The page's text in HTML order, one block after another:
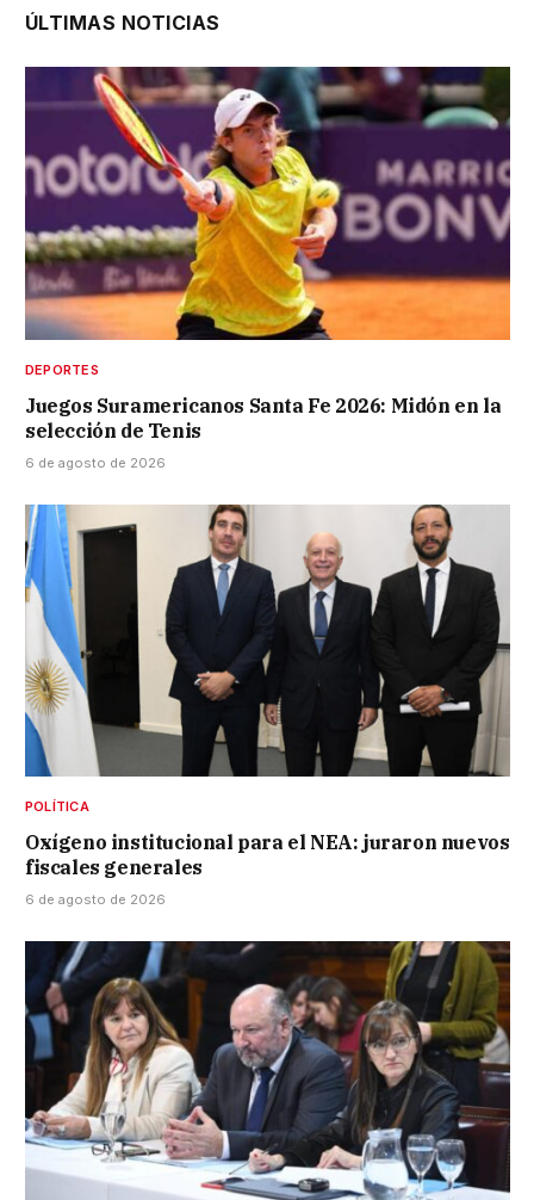
ÚLTIMAS NOTICIAS
DEPORTES
Juegos Suramericanos Santa Fe 2026: Midón en la
selección de Tenis
6 de agosto de 2026
POLÍTICA
Oxígeno institucional para el NEA: juraron nuevos
fiscales generales
6 de agosto de 2026